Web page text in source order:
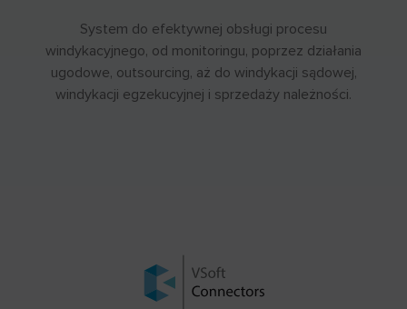
System do efektywnej obsługi procesu
windykacyjnego, od monitoringu, poprzez działania
ugodowe, outsourcing, aż do windykacji sądowej,
windykacji egzekucyjnej i sprzedaży należności.